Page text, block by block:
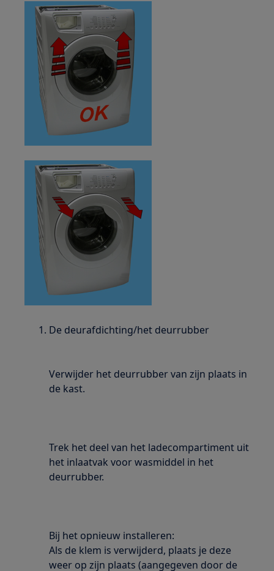
De deurafdichting/het deurrubber
Verwijder het deurrubber van zijn plaats in
de kast.
Trek het deel van het ladecompartiment uit
het inlaatvak voor wasmiddel in het
deurrubber.
Bij het opnieuw installeren:
Als de klem is verwijderd, plaats je deze
weer op zijn plaats (aangegeven door de